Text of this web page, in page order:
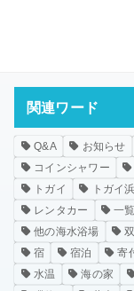
関連ワード
Q&A お知らせ
コインシャワー
トガイ
トガイ浜
レンタカー
一覧
他の海水浴場
宿
宿泊 寄
水温
海の家